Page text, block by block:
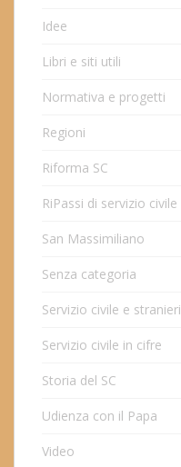
Idee
Libri e siti utili
Normativa e progetti
Regioni
Riforma SC
RiPassi di servizio civile
San Massimiliano
Senza categoria
Servizio civile e stranieri
Servizio civile in cifre
Storia del SC
Udienza con il Papa
Video